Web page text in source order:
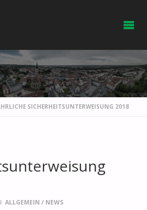
SICHERHEITSUNTERWEISUNG 2018
ALLGEMEIN / NEWS